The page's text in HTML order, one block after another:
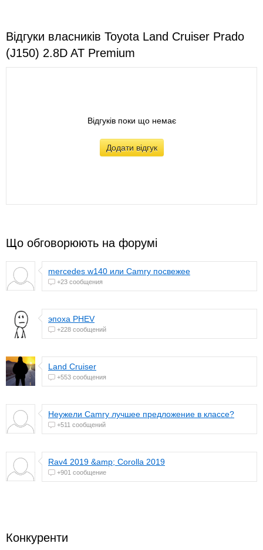
Відгуки власників Toyota Land Cruiser Prado
(J150) 2.8D AT Premium
Відгуків поки що немає
Додати відгук
Що обговорюють на форумі
mercedes w140 или Camry посвежее
+23 сообщения
эпоха PHEV
+228 сообщений
Land Cruiser
+553 сообщения
Неужели Camry лучшее предложение в классе?
+511 сообщений
Rav4 2019 &amp; Corolla 2019
+901 сообщение
Конкуренти